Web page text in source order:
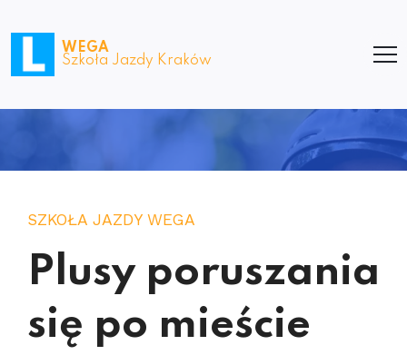
WEGA
Szkoła Jazdy Kraków
SZKOŁA JAZDY WEGA
Plusy poruszania
się po mieście